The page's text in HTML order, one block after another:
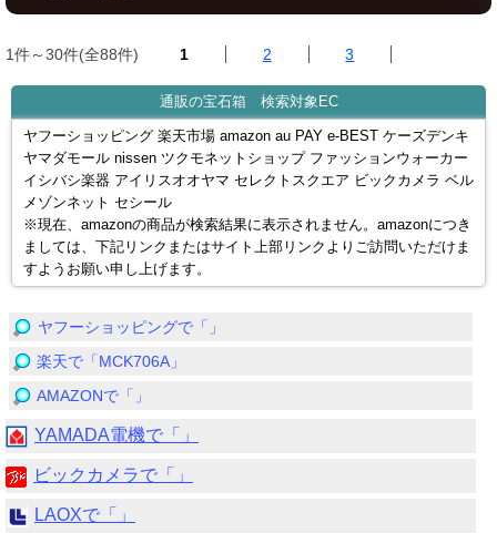
1件～30件(全88件) 1 2 3
通販の宝石箱 検索対象EC
ヤフーショッピング 楽天市場 amazon au PAY e-BEST ケーズデンキ
ヤマダモール nissen ツクモネットショップ ファッションウォーカー
イシバシ楽器 アイリスオオヤマ セレクトスクエア ビックカメラ ベル
メゾンネット セシール
※現在、amazonの商品が検索結果に表示されません。amazonにつき
ましては、下記リンクまたはサイト上部リンクよりご訪問いただけま
すようお願い申し上げます。
ヤフーショッピングで「」
楽天で「MCK706A」
AMAZONで「」
YAMADA電機で「」
ビックカメラで「」
LAOXで「」